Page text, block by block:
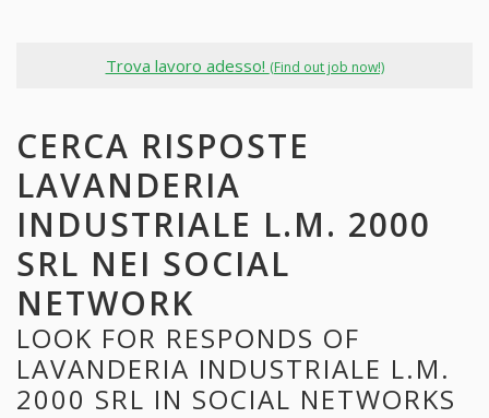
Trova lavoro adesso! (Find out job now!)
CERCA RISPOSTE
LAVANDERIA
INDUSTRIALE L.M. 2000
SRL NEI SOCIAL
NETWORK
LOOK FOR RESPONDS OF
LAVANDERIA INDUSTRIALE L.M.
2000 SRL IN SOCIAL NETWORKS